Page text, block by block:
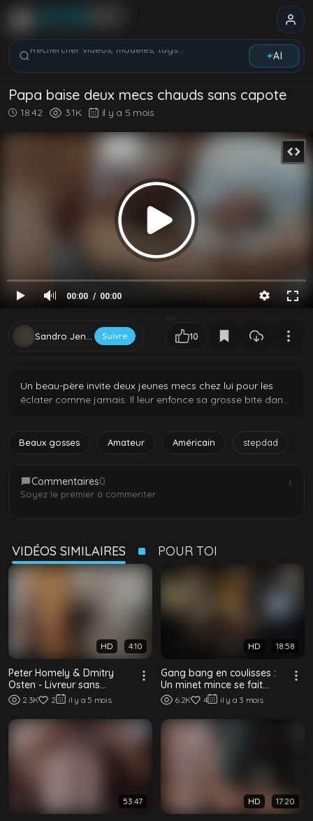
AI
Papa baise deux mecs chauds sans capote
18:42 3.1K il y a 5 mois
00:00 00:00
Suivre 10
Un beau-père invite deux jeunes mecs chez lui pour les
éclater comme jamais. Il leur enfonce sa grosse bite dans
Beaux gosses Amateur Américain stepdad
Commentaires0
Soyez le premier à commenter
↓
VIDÉOS SIMILAIRES POUR TOI
HD 4:10
Peter Homely & Dmitry
Osten - Livreur sans
capote
2.3K 2 il y a 5 mois
HD 18:58
Gang bang en coulisses :
Un minet mince se fait
défoncer sans capote par
deux mecs
6.2K 4 il y a 3 mois
53:47 HD 17:20